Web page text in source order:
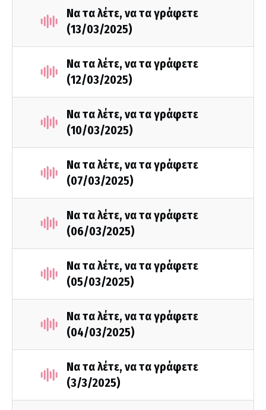
Να τα λέτε, να τα γράφετε
(13/03/2025)
Να τα λέτε, να τα γράφετε
(12/03/2025)
Να τα λέτε, να τα γράφετε
(10/03/2025)
Να τα λέτε, να τα γράφετε
(07/03/2025)
Να τα λέτε, να τα γράφετε
(06/03/2025)
Να τα λέτε, να τα γράφετε
(05/03/2025)
Να τα λέτε, να τα γράφετε
(04/03/2025)
Να τα λέτε, να τα γράφετε
(3/3/2025)